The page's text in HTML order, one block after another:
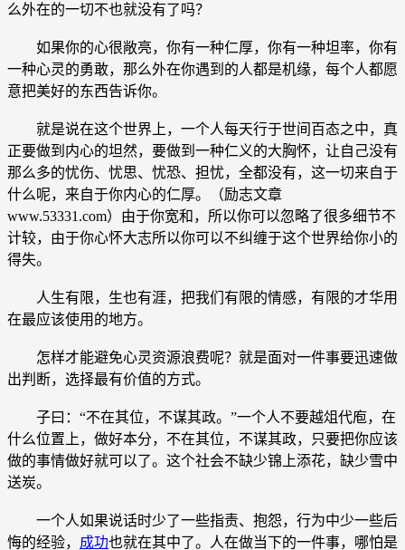
么外在的一切不也就没有了吗？
如果你的心很敞亮，你有一种仁厚，你有一种坦率，你有
一种心灵的勇敢，那么外在你遇到的人都是机缘，每个人都愿
意把美好的东西告诉你。
就是说在这个世界上，一个人每天行于世间百态之中，真
正要做到内心的坦然，要做到一种仁义的大胸怀，让自己没有
那么多的忧伤、忧思、忧恐、担忧，全都没有，这一切来自于
什么呢，来自于你内心的仁厚。（励志文章
www.53331.com）由于你宽和，所以你可以忽略了很多细节不
计较，由于你心怀大志所以你可以不纠缠于这个世界给你小的
得失。
人生有限，生也有涯，把我们有限的情感，有限的才华用
在最应该使用的地方。
怎样才能避免心灵资源浪费呢？就是面对一件事要迅速做
出判断，选择最有价值的方式。
子曰：“不在其位，不谋其政。”一个人不要越俎代庖，在
什么位置上，做好本分，不在其位，不谋其政，只要把你应该
做的事情做好就可以了。这个社会不缺少锦上添花，缺少雪中
送炭。
一个人如果说话时少了一些指责、抱怨，行为中少一些后
悔的经验， 成功也就在其中了。人在做当下的一件事，哪怕是